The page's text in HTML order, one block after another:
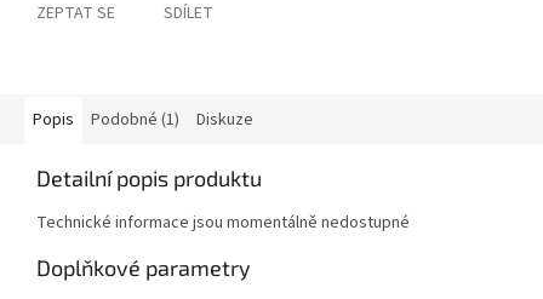
ZEPTAT SE SDÍLET
Popis Podobné (1) Diskuze
Detailní popis produktu
Technické informace jsou momentálně nedostupné
Doplňkové parametry